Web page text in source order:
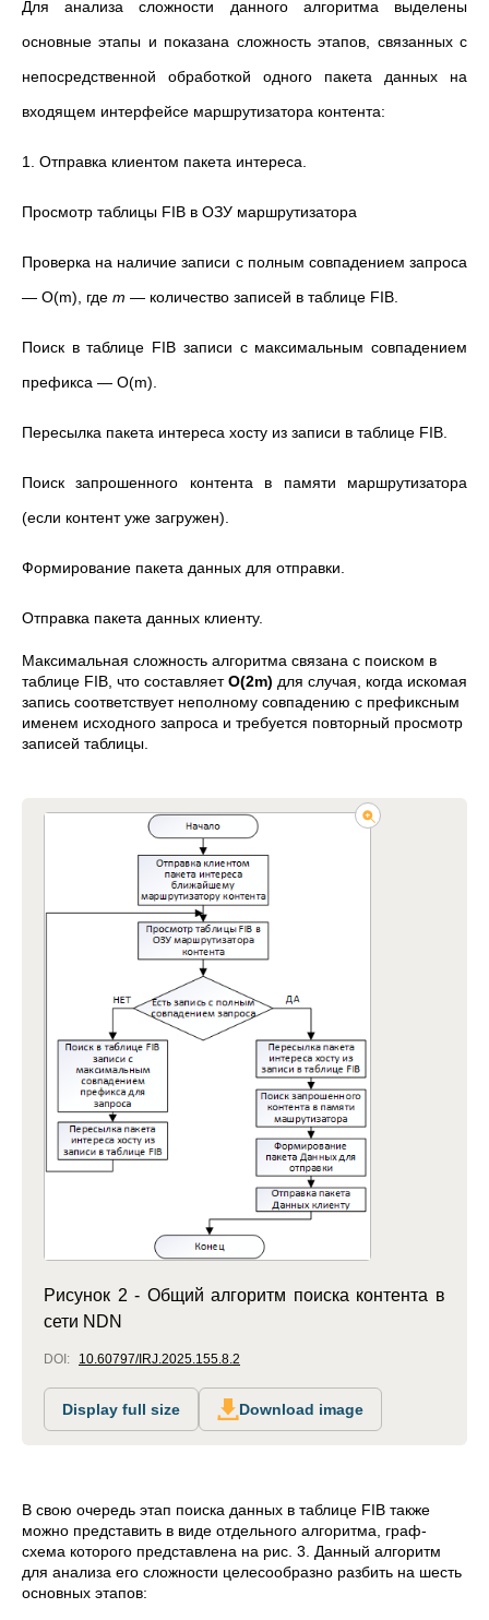
Для анализа сложности данного алгоритма выделены
основные этапы и показана сложность этапов, связанных с
непосредственной обработкой одного пакета данных на
входящем интерфейсе маршрутизатора контента:
1. Отправка клиентом пакета интереса.
Просмотр таблицы FIB в ОЗУ маршрутизатора
Проверка на наличие записи с полным совпадением запроса
— O(m), где m — количество записей в таблице FIB.
Поиск в таблице FIB записи с максимальным совпадением
префикса — O(m).
Пересылка пакета интереса хосту из записи в таблице FIB.
Поиск запрошенного контента в памяти маршрутизатора
(если контент уже загружен).
Формирование пакета данных для отправки.
Отправка пакета данных клиенту.
Максимальная сложность алгоритма связана с поиском в
таблице FIB, что составляетO(2m) для случая, когда искомая
запись соответствует неполному совпадению с префиксным
именем исходного запроса и требуется повторный просмотр
записей таблицы.
Рисунок 2 - Общий алгоритм поиска контента в
сети NDN
DOI: 10.60797/IRJ.2025.155.8.2
Display full size Download image
В свою очередь этап поиска данных в таблице FIB также
можно представить в виде отдельного алгоритма, граф-
схема которого представлена на рис. 3. Данный алгоритм
для анализа его сложности целесообразно разбить на шесть
основных этапов: